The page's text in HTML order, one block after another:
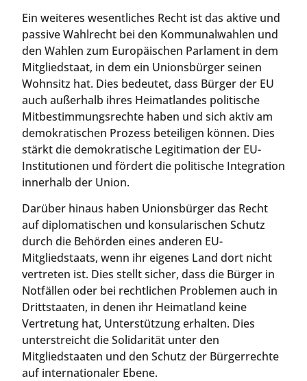
Ein weiteres wesentliches Recht ist das aktive und
passive Wahlrecht bei den Kommunalwahlen und
den Wahlen zum Europäischen Parlament in dem
Mitgliedstaat, in dem ein Unionsbürger seinen
Wohnsitz hat. Dies bedeutet, dass Bürger der EU
auch außerhalb ihres Heimatlandes politische
Mitbestimmungsrechte haben und sich aktiv am
demokratischen Prozess beteiligen können. Dies
stärkt die demokratische Legitimation der EU-
Institutionen und fördert die politische Integration
innerhalb der Union.
Darüber hinaus haben Unionsbürger das Recht
auf diplomatischen und konsularischen Schutz
durch die Behörden eines anderen EU-
Mitgliedstaats, wenn ihr eigenes Land dort nicht
vertreten ist. Dies stellt sicher, dass die Bürger in
Notfällen oder bei rechtlichen Problemen auch in
Drittstaaten, in denen ihr Heimatland keine
Vertretung hat, Unterstützung erhalten. Dies
unterstreicht die Solidarität unter den
Mitgliedstaaten und den Schutz der Bürgerrechte
auf internationaler Ebene.